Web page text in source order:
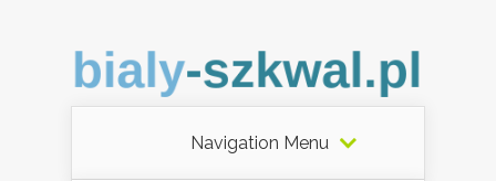
Navigation Menu